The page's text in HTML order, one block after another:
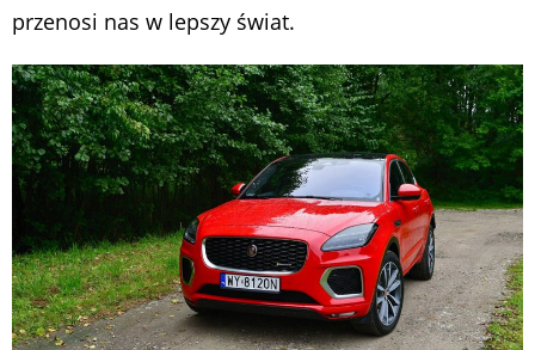
przenosi nas w lepszy świat.